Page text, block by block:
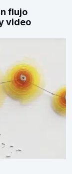
flujo
video